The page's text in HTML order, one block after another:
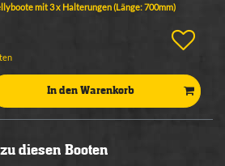
mit 3 x Halterungen (Länge: 700mm)
In den Warenkorb
diesen Booten